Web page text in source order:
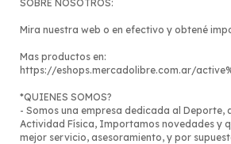
SOBRE NOSOTROS:
Mira nuestra web o en efectivo y obtené
Mas productos en:
https://eshops.mercadolibre.com.ar/
*QUIENES SOMOS?
- Somos una empresa dedicada al Deporte,
Actividad Física, Importamos novedades y
mejor servicio, asesoramiento, y por